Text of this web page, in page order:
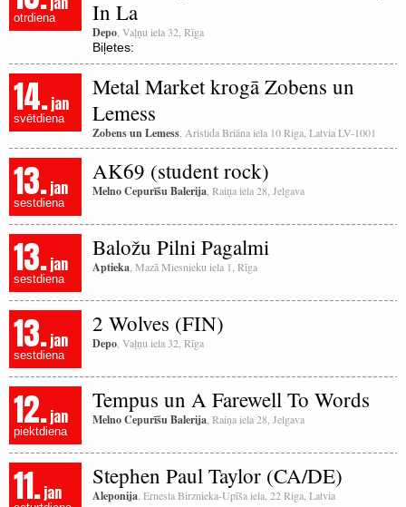
otrdiena
In La
Depo , Vaļņu iela 32, Rīga
Biļetes:
14.jan
svētdiena
Metal Market krogā Zobens un
Lemess
Zobens un Lemess , Aristida Briāna iela 10 Riga, Latvia LV-1001
13.jan
sestdiena
AK69 (student rock)
Melno Cepurīšu Balerija , Raiņa iela 28, Jelgava
13.jan
sestdiena
Baložu Pilni Pagalmi
Aptieka , Mazā Miesnieku iela 1, Rīga
13.jan
sestdiena
2 Wolves (FIN)
Depo , Vaļņu iela 32, Rīga
12.jan
piektdiena
Tempus un A Farewell To Words
Melno Cepurīšu Balerija , Raiņa iela 28, Jelgava
11.jan
Stephen Paul Taylor (CA/DE)
Aleponija , Ernesta Birznieka-Upīša iela, 22 Riga, Latvia